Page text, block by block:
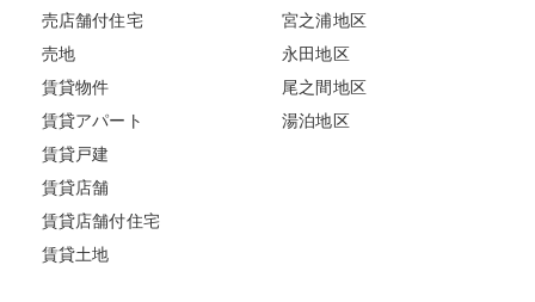
売店舗付住宅
売地
賃貸物件
賃貸アパート
賃貸戸建
賃貸店舗
賃貸店舗付住宅
賃貸土地
宮之浦地区
永田地区
尾之間地区
湯泊地区